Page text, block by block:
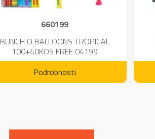
660199
BUNCH O BALLOONS TROPICAL
100+40KOS FREE 04199
Podrobnosti